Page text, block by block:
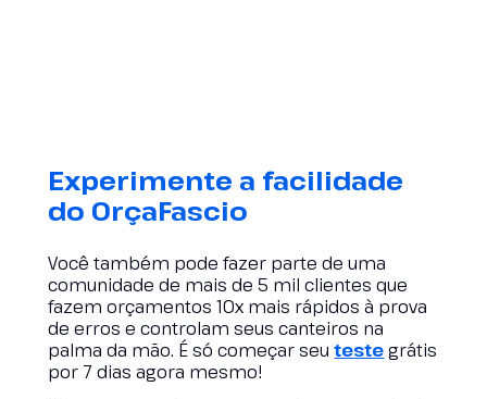
Experimente a facilidade
do OrçaFascio
Você também pode fazer parte de uma
comunidade de mais de 5 mil clientes que
fazem orçamentos 10x mais rápidos à prova
de erros e controlam seus canteiros na
palma da mão. É só começar seutestegrátis
por 7 dias agora mesmo!